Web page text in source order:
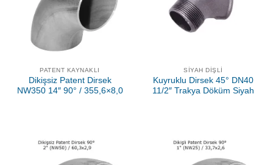
PATENT KAYNAKLI
Dikişsiz Patent Dirsek
NW350 14″ 90° / 355,6×8,0
SIYAH DIŞLI
Kuyruklu Dirsek 45° DN40
11/2″ Trakya Döküm Siyah